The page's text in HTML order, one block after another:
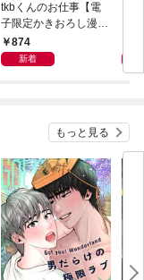
tkbくんのお仕事【電
子限定かきおろし漫画
付】 （1）
874
新着
もっと見る